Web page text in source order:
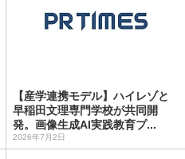
【産学連携モデル】ハイレゾと
早稲田文理専門学校が共同開
発。画像生成AI実践教育プ...
2026年7月2日